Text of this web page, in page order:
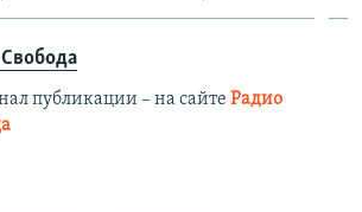
публикации – на сайте Радио